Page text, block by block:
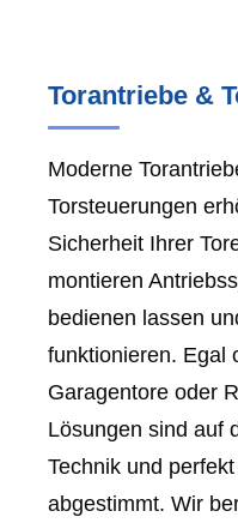
Torantriebe &
Moderne
Torsteuerungen
Sicherheit Ihrer
montieren
bedienen lassen
funktionieren. Egal
Garagentore oder
Lösungen sind auf
Technik und
abgestimmt. Wir